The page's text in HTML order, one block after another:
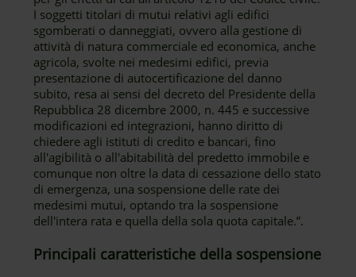
I soggetti titolari di mutui relativi agli edifici
sgomberati o danneggiati, ovvero alla gestione di
attività di natura commerciale ed economica, anche
agricola, svolte nei medesimi edifici, previa
presentazione di autocertificazione del danno
subito, resa ai sensi del decreto del Presidente della
Repubblica 28 dicembre 2000, n. 445 e successive
modificazioni ed integrazioni, hanno diritto di
chiedere agli istituti di credito e bancari, fino
all'agibilità o all'abitabilità del predetto immobile e
comunque non oltre la data di cessazione dello stato
di emergenza, una sospensione delle rate dei
medesimi mutui, optando tra la sospensione
dell'intera rata e quella della sola quota capitale.”.
Principali caratteristiche della sospensione